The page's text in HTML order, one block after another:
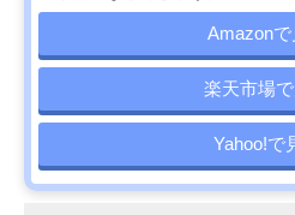
Amazonで
楽天市場
Yahoo!で